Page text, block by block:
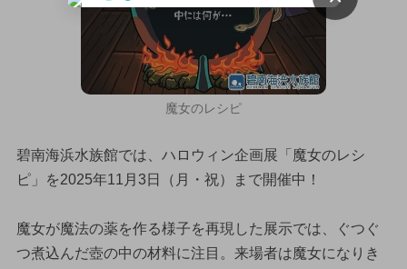
魔女のレシピ
碧南海浜水族館では、ハロウィン企画展「魔女のレシ
ピ」を2025年11月3日（月・祝）まで開催中！
魔女が魔法の薬を作る様子を再現した展示では、ぐつぐ
つ煮込んだ壺の中の材料に注目。来場者は魔女になりき